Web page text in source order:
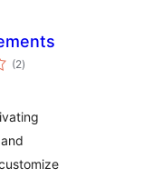
(2Bewertungen
insgesamt
)